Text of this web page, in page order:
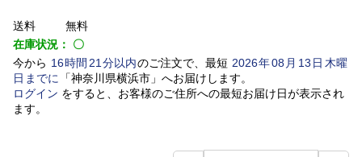
送料
無料
在庫状況： 〇
今から 16時間 21 分以内のご注文で、最短 2026年08 月 13 日木曜
日 までに 「神奈川県横浜市」 へお届けします。
ログイン をすると、お客様のご住所への最短お届け日が表示され
ます。